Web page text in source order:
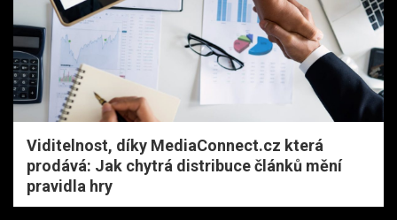
Viditelnost, díky MediaConnect.cz která
prodává: Jak chytrá distribuce článků mění
pravidla hry